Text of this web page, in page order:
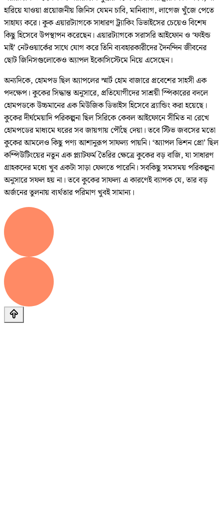
হারিয়ে যাওয়া প্রয়োজনীয় জিনিস যেমন চাবি, মানিব্যাগ, লাগেজ খুঁজে পেতে
সাহায্য করে। কুক এয়ারট্যাগকে সাধারণ ট্র্যাকিং ডিভাইসের চেয়েও বিশেষ
কিছু হিসেবে উপস্থাপন করেছেন। এয়ারট্যাগকে সরাসরি আইফোন ও ‘ফাইন্ড
মাই’ নেটওয়ার্কের সাথে যোগ করে তিনি ব্যবহারকারীদের দৈনন্দিন জীবনের
ছোট জিনিসগুলোকেও অ্যাপল ইকোসিস্টেমে নিয়ে এসেছেন।
অন্যদিকে, হোমপড ছিল অ্যাপলের স্মার্ট হোম বাজারে প্রবেশের সাহসী এক
পদক্ষেপ। কুকের সিদ্ধান্ত অনুসারে, প্রতিযোগীদের সাশ্রয়ী স্পিকারের বদলে
হোমপডকে উচ্চমানের এক মিউজিক ডিভাইস হিসেবে ব্র্যান্ডিং করা হয়েছে।
কুকের দীর্ঘমেয়াদি পরিকল্পনা ছিল সিরিকে কেবল আইফোনে সীমিত না রেখে
হোমপডের মাধ্যমে ঘরের সব জায়গায় পৌঁছে দেয়া। তবে স্টিভ জবসের মতো
কুকের আমলেও কিছু পণ্য আশানুরূপ সাফল্য পায়নি। ‘অ্যাপল ভিশন প্রো’ ছিল
কম্পিউটিংয়ের নতুন এক প্ল্যাটফর্ম তৈরির ক্ষেত্রে কুকের বড় বাজি, যা সাধারণ
গ্রাহকদের মধ্যে খুব একটা সাড়া ফেলতে পারেনি। সবকিছু সমসময় পরিকল্পনা
অনুসারে সফল হয় না। তবে কুকের সাফল্য এ কারণেই ব্যাপক যে, তার বড়
অর্জনের তুলনায় ব্যর্থতার পরিমাণ খুবই সামান্য।